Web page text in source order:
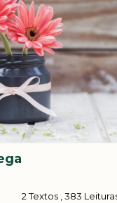
2 Textos , 383